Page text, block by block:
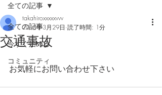
全ての記事
今すぐ始める
コミュニティ
全ての記事
交通事故
takahiroxxxxxvvv
2018年3月29日 読了時間: 1分
お気軽にお問い合わせ下さい